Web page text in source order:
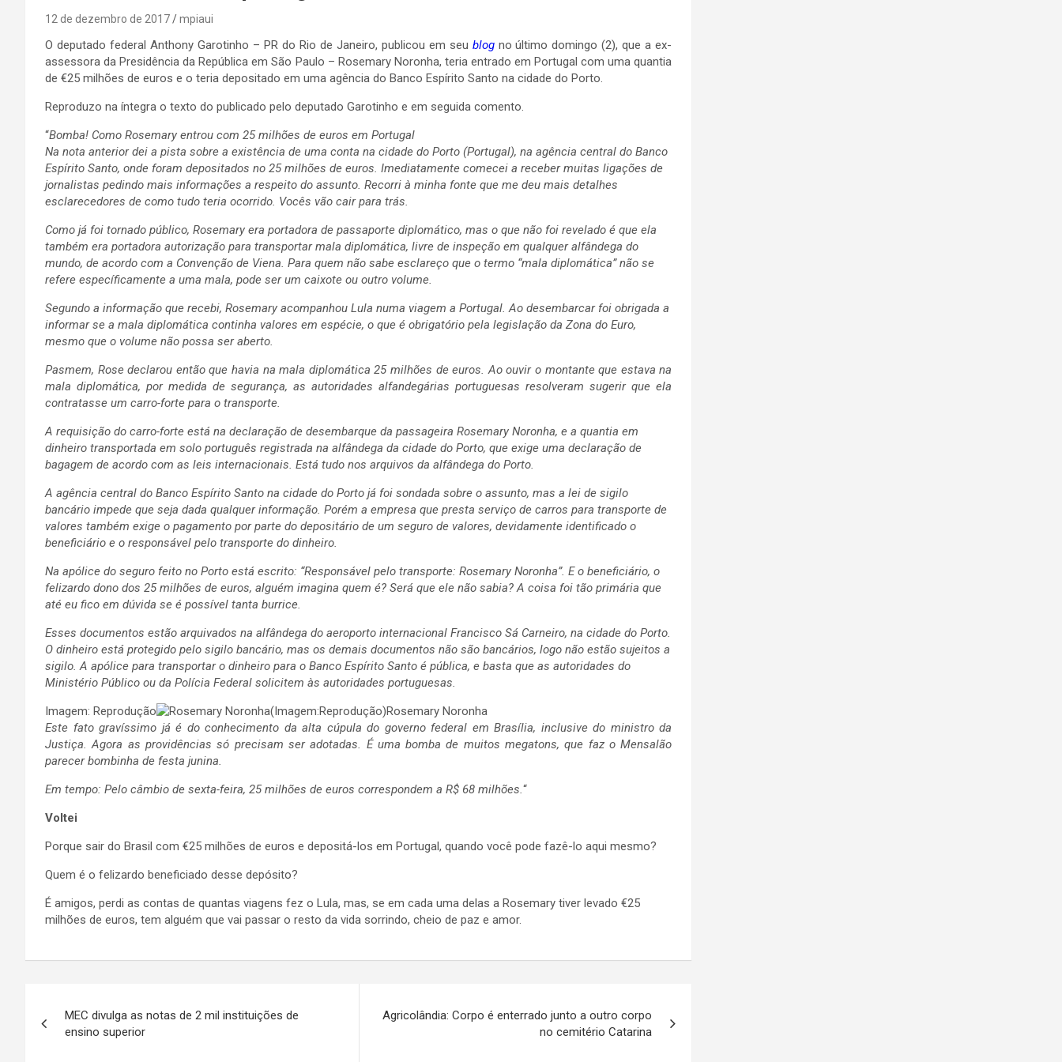
12 de dezembro de 2017 mpiaui
O deputado federal Anthony Garotinho – PR do Rio de Janeiro, publicou em seu blog no último domingo (2), que a ex-
assessora da Presidência da República em São Paulo – Rosemary Noronha, teria entrado em Portugal com uma quantia
de €25 milhões de euros e o teria depositado em uma agência do Banco Espírito Santo na cidade do Porto.
Reproduzo na íntegra o texto do publicado pelo deputado Garotinho e em seguida comento.
“Bomba! Como Rosemary entrou com 25 milhões de euros em Portugal
Na nota anterior dei a pista sobre a existência de uma conta na cidade do Porto (Portugal), na agência central do Banco
Espírito Santo, onde foram depositados no 25 milhões de euros. Imediatamente comecei a receber muitas ligações de
jornalistas pedindo mais informações a respeito do assunto. Recorri à minha fonte que me deu mais detalhes
esclarecedores de como tudo teria ocorrido. Vocês vão cair para trás.
Como já foi tornado público, Rosemary era portadora de passaporte diplomático, mas o que não foi revelado é que ela
também era portadora autorização para transportar mala diplomática, livre de inspeção em qualquer alfândega do
mundo, de acordo com a Convenção de Viena. Para quem não sabe esclareço que o termo “mala diplomática” não se
refere específicamente a uma mala, pode ser um caixote ou outro volume.
Segundo a informação que recebi, Rosemary acompanhou Lula numa viagem a Portugal. Ao desembarcar foi obrigada a
informar se a mala diplomática continha valores em espécie, o que é obrigatório pela legislação da Zona do Euro,
mesmo que o volume não possa ser aberto.
Pasmem, Rose declarou então que havia na mala diplomática 25 milhões de euros. Ao ouvir o montante que estava na
mala diplomática, por medida de segurança, as autoridades alfandegárias portuguesas resolveram sugerir que ela
contratasse um carro-forte para o transporte.
A requisição do carro-forte está na declaração de desembarque da passageira Rosemary Noronha, e a quantia em
dinheiro transportada em solo português registrada na alfândega da cidade do Porto, que exige uma declaração de
bagagem de acordo com as leis internacionais. Está tudo nos arquivos da alfândega do Porto.
A agência central do Banco Espírito Santo na cidade do Porto já foi sondada sobre o assunto, mas a lei de sigilo
bancário impede que seja dada qualquer informação. Porém a empresa que presta serviço de carros para transporte de
valores também exige o pagamento por parte do depositário de um seguro de valores, devidamente identificado o
beneficiário e o responsável pelo transporte do dinheiro.
Na apólice do seguro feito no Porto está escrito: “Responsável pelo transporte: Rosemary Noronha”. E o beneficiário, o
felizardo dono dos 25 milhões de euros, alguém imagina quem é? Será que ele não sabia? A coisa foi tão primária que
até eu fico em dúvida se é possível tanta burrice.
Esses documentos estão arquivados na alfândega do aeroporto internacional Francisco Sá Carneiro, na cidade do Porto.
O dinheiro está protegido pelo sigilo bancário, mas os demais documentos não são bancários, logo não estão sujeitos a
sigilo. A apólice para transportar o dinheiro para o Banco Espírito Santo é pública, e basta que as autoridades do
Ministério Público ou da Polícia Federal solicitem às autoridades portuguesas.
Imagem: Reprodução
Rosemary Noronha
Este fato gravíssimo já é do conhecimento da alta cúpula do governo federal em Brasília, inclusive do ministro da
Justiça. Agora as providências só precisam ser adotadas. É uma bomba de muitos megatons, que faz o Mensalão
parecer bombinha de festa junina.
Em tempo: Pelo câmbio de sexta-feira, 25 milhões de euros correspondem a R$ 68 milhões.“
Voltei
Porque sair do Brasil com €25 milhões de euros e depositá-los em Portugal, quando você pode fazê-lo aqui mesmo?
Quem é o felizardo beneficiado desse depósito?
É amigos, perdi as contas de quantas viagens fez o Lula, mas, se em cada uma delas a Rosemary tiver levado €25
milhões de euros, tem alguém que vai passar o resto da vida sorrindo, cheio de paz e amor.
de
MEC divulga as notas de 2 mil instituições de
ensino superior
Agricolândia: Corpo é enterrado junto a outro corpo
no cemitério Catarina